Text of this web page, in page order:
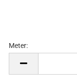
Meter: